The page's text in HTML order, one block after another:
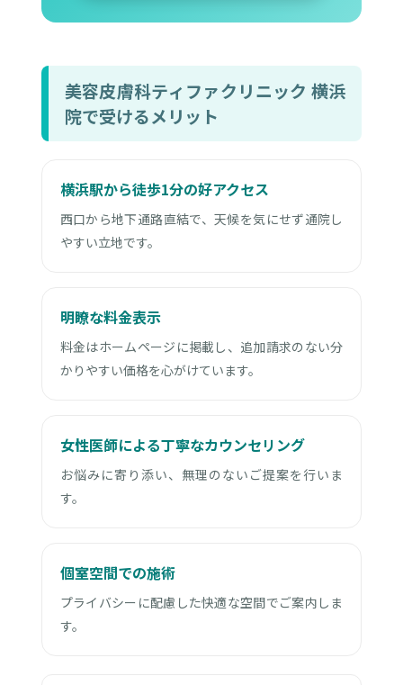
美容皮膚科ティファクリニック 横浜
院で受けるメリット
横浜駅から徒歩1分の好アクセス
西口から地下通路直結で、天候を気にせず通院し
やすい立地です。
明瞭な料金表示
料金はホームページに掲載し、追加請求のない分
かりやすい価格を心がけています。
女性医師による丁寧なカウンセリング
お悩みに寄り添い、無理のないご提案を行いま
す。
個室空間での施術
プライバシーに配慮した快適な空間でご案内しま
す。